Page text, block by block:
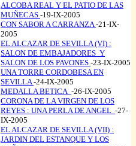
ALCOBA REAL Y EL PATIO DE LAS
MUÑECAS -19-IX-2005
CON SABOR A CARRANZA-21-IX-
2005
EL ALCAZAR DE SEVILLA (VI) :
SALON DE EMBAJADORES Y
SALON DE LOS PAVONES -23-IX-2005
UNA TORRE CORDOBESA EN
SEVILLA-24-IX-2005
MEDALLA BETICA -26-IX-2005
CORONA DE LA VIRGEN DE LOS
REYES : UNA PERLA DE ANGEL -27-
IX-2005
EL ALCAZAR DE SEVILLA (VII) :
JARDIN DEL ESTANQUE Y LOS